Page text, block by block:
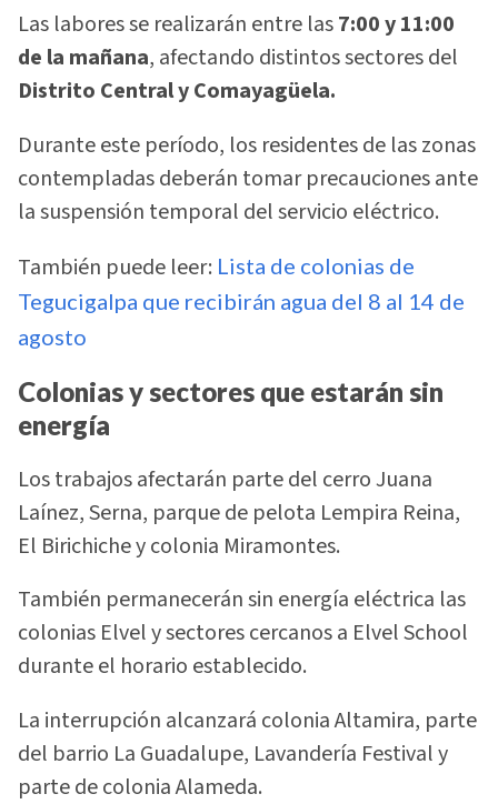
Las labores se realizarán entre las7:00 y 11:00
de la mañana, afectando distintos sectores del
Distrito Central y Comayagüela.
Durante este período, los residentes de las zonas
contempladas deberán tomar precauciones ante
la suspensión temporal del servicio eléctrico.
También puede leer: Lista de colonias de
Tegucigalpa que recibirán agua del 8 al 14 de
agosto
Colonias y sectores que estarán sin
energía
Los trabajos afectarán parte del cerro Juana
Laínez, Serna, parque de pelota Lempira Reina,
El Birichiche y colonia Miramontes.
También permanecerán sin energía eléctrica las
colonias Elvel y sectores cercanos a Elvel School
durante el horario establecido.
La interrupción alcanzará colonia Altamira, parte
del barrio La Guadalupe, Lavandería Festival y
parte de colonia Alameda.